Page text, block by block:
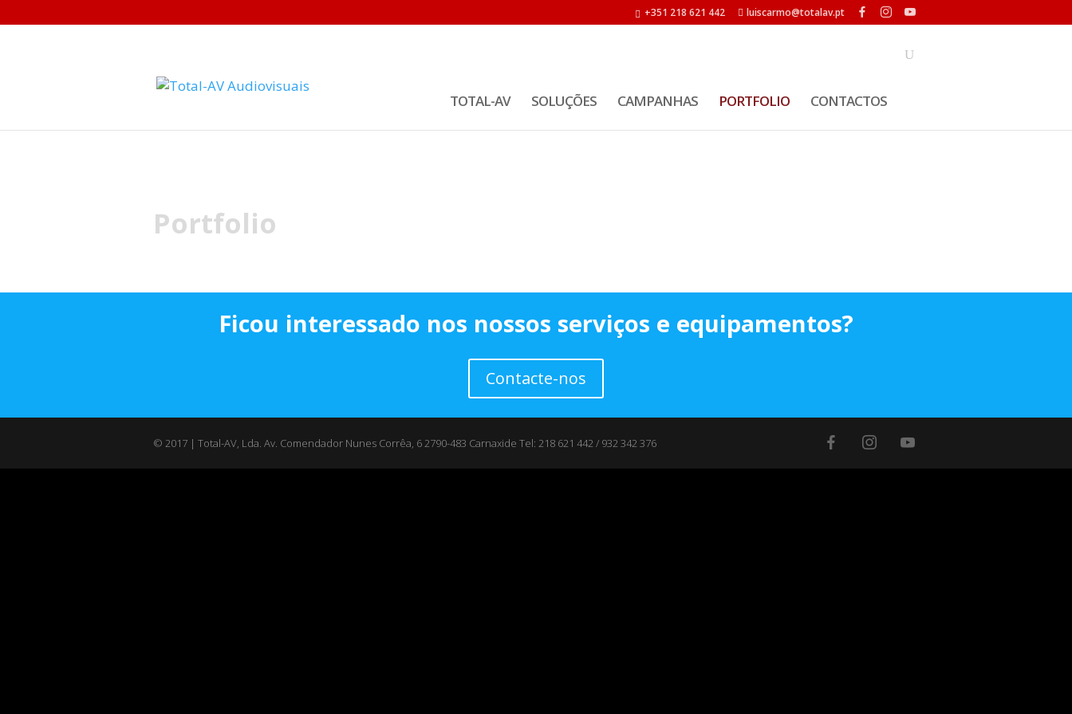
+351 218 621 442 luiscarmo@totalav.pt
TOTAL-AV SOLUÇÕES CAMPANHAS PORTFOLIO CONTACTOS
Portfolio
Ficou interessado nos nossos serviços e equipamentos?
Contacte-nos
© 2017 | Total-AV, Lda. Av. Comendador Nunes Corrêa, 6 2790-483 Carnaxide Tel: 218 621 442 / 932 342 376